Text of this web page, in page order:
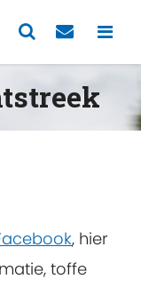
, hier
toffe